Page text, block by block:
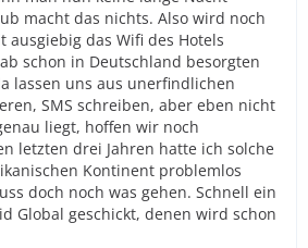
macht das nichts. Also wird noch
ausgiebig das Wifi des Hotels
schon in Deutschland besorgten
lassen uns aus unerfindlichen
SMS schreiben, aber eben nicht
liegt, hoffen wir noch
letzten drei Jahren hatte ich solche
Kontinent problemlos
doch noch was gehen. Schnell ein
Global geschickt, denen wird schon